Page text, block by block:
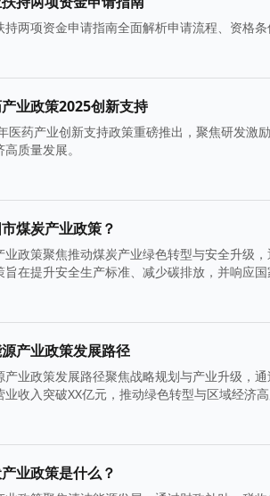
持两项资金申请指南全面解析申请流程、资格
业政策2025创新支持
医药产业创新支持政策重磅推出，聚焦研发激
质量发展。
煤炭产业政策？
业政策聚焦推动煤炭产业绿色转型与安全升级
在提升安全生产标准、减少碳排放，并响应
产业政策发展路径
产业政策发展路径聚焦战略规划与产业升级，
收入突破XX亿元，推动绿色转型与区域经济高
业政策是什么？